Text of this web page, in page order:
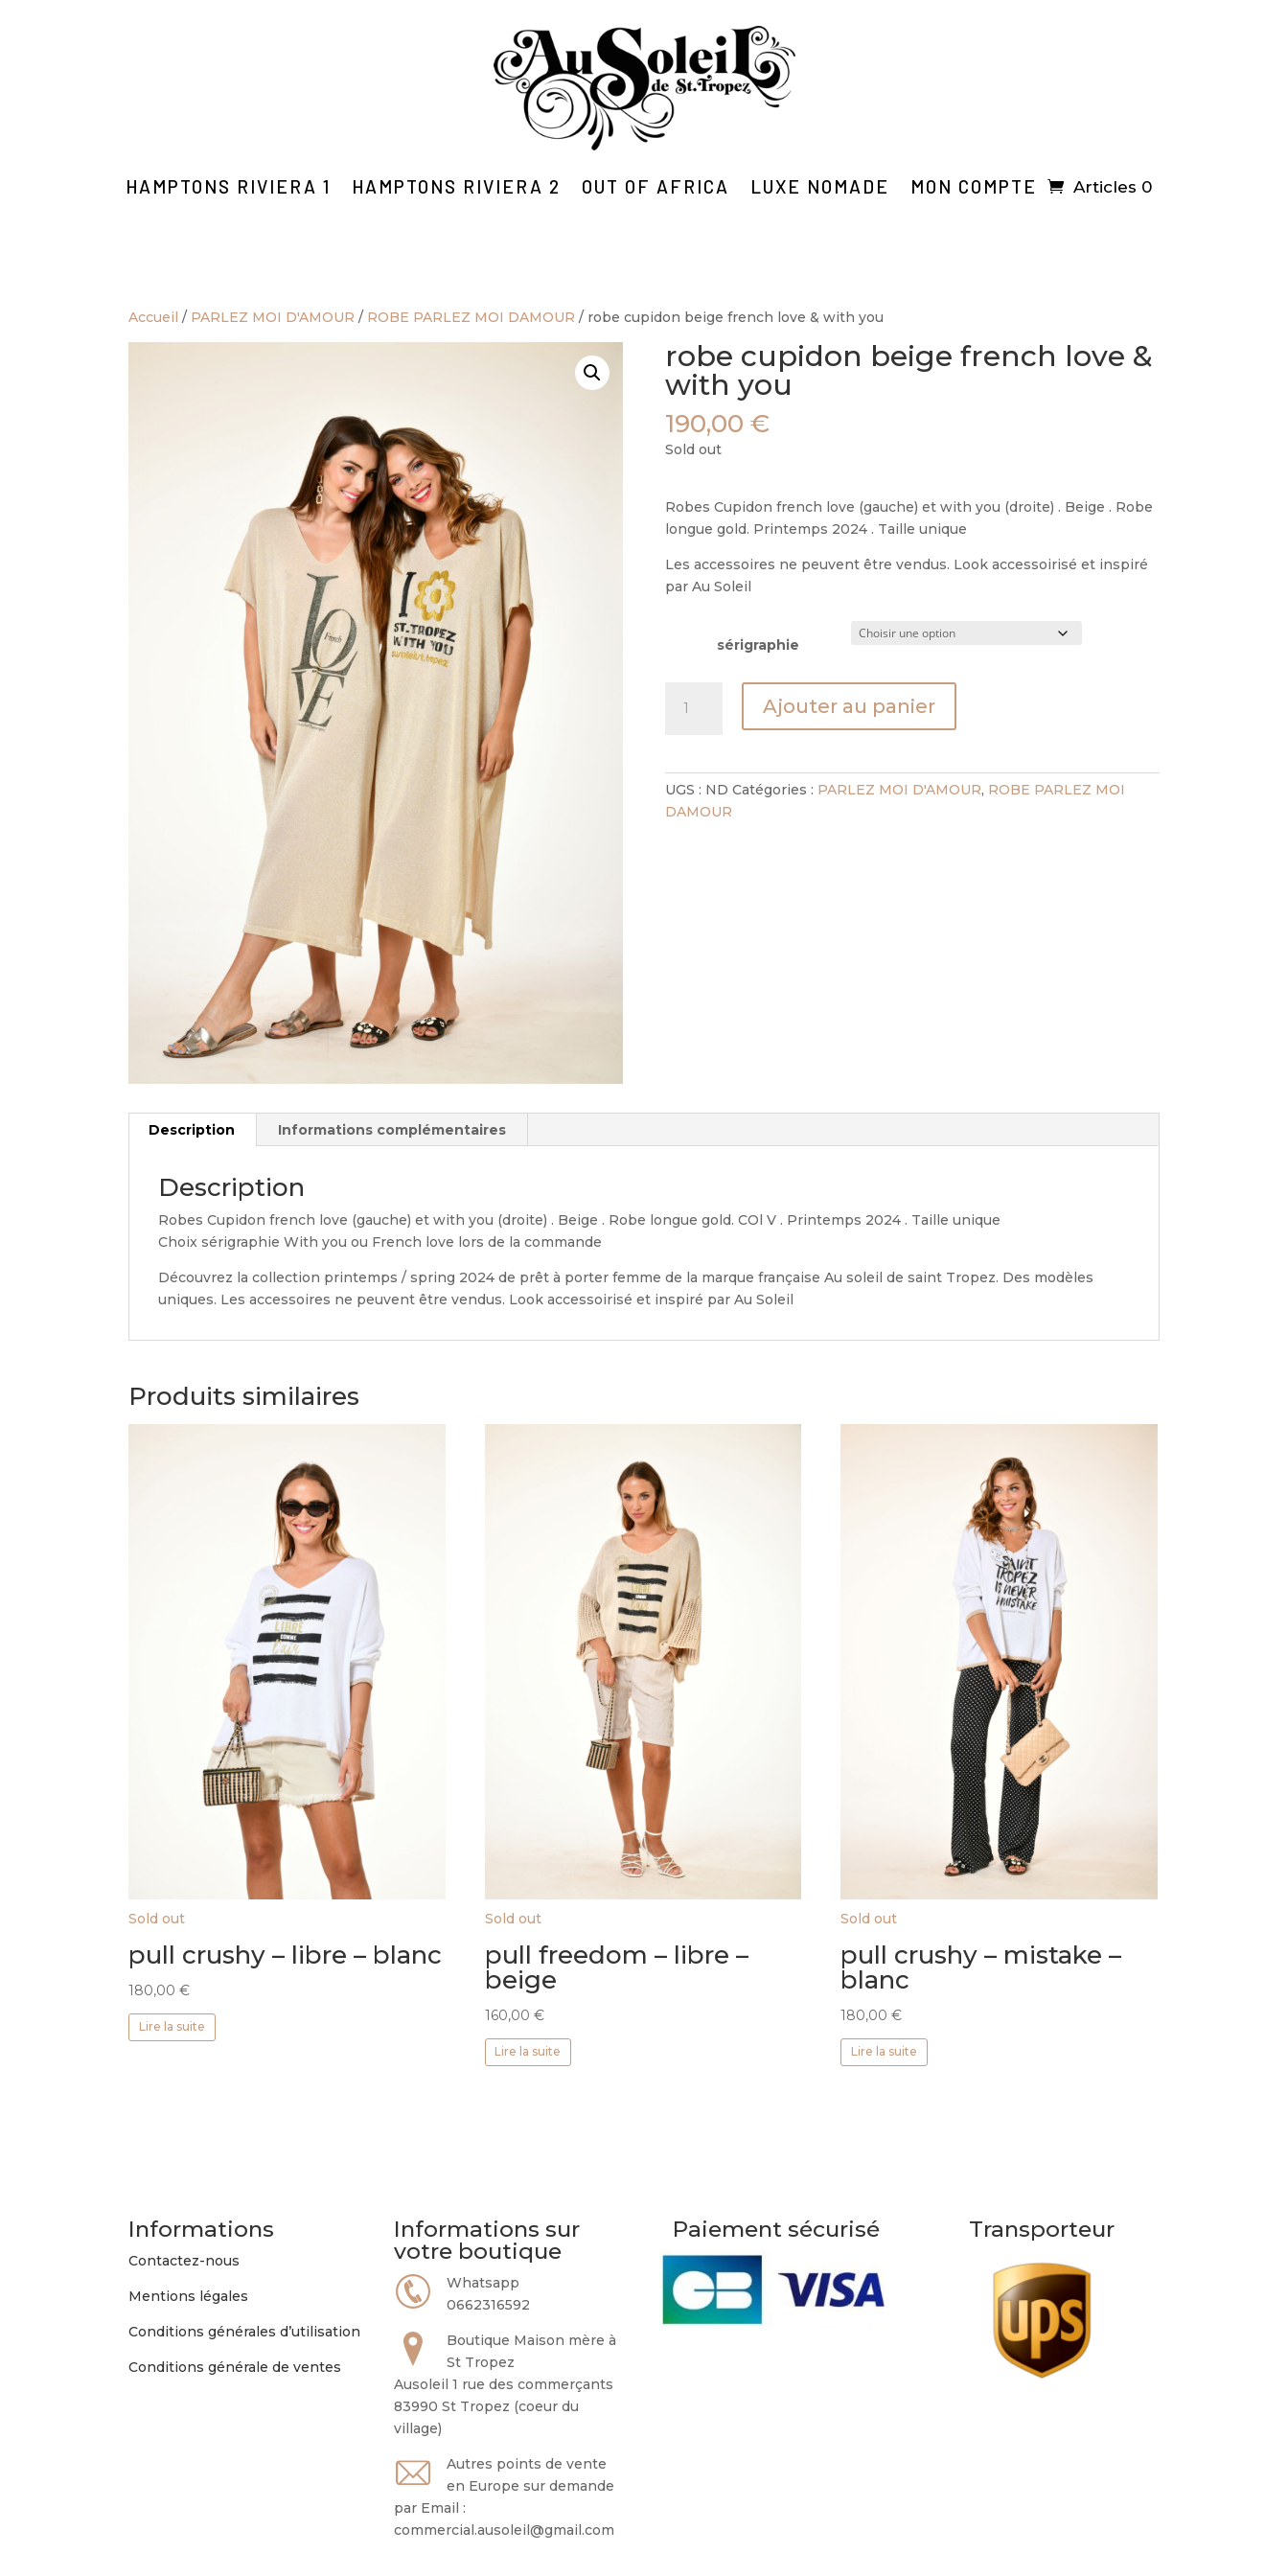
HAMPTONS RIVIERA 1 HAMPTONS RIVIERA 2 OUT OF AFRICA LUXE NOMADE MON COMPTE Articles 0
Accueil / PARLEZ MOI D'AMOUR / ROBE PARLEZ MOI DAMOUR / robe cupidon beige french love & with you
robe cupidon beige french love &
with you
190,00 €
Sold out
Robes Cupidon french love (gauche) et with you (droite) . Beige . Robe
longue gold. Printemps 2024 . Taille unique
Les accessoires ne peuvent être vendus. Look accessoirisé et inspiré
par Au Soleil
sérigraphie
Ajouter au panier
UGS : ND Catégories : PARLEZ MOI D'AMOUR, ROBE PARLEZ MOI
DAMOUR
Description Informations complémentaires
Description
Robes Cupidon french love (gauche) et with you (droite) . Beige . Robe longue gold. COl V . Printemps 2024 . Taille unique
Choix sérigraphie With you ou French love lors de la commande
Découvrez la collection printemps / spring 2024 de prêt à porter femme de la marque française Au soleil de saint Tropez. Des modèles
uniques. Les accessoires ne peuvent être vendus. Look accessoirisé et inspiré par Au Soleil
Produits similaires
Sold out
pull crushy – libre – blanc
180,00€
Lire la suite
Sold out
pull freedom – libre –
beige
160,00 €
Lire la suite
Sold out
pull crushy – mistake –
blanc
180,00€
Lire la suite
Informations
Contactez-nous
Mentions légales
Conditions générales d’utilisation
Conditions générale de ventes
Informations sur
votre boutique
Whatsapp
0662316592
Boutique Maison mère à
St Tropez
Ausoleil 1 rue des commerçants
83990 St Tropez (coeur du
village)
Autres points de vente
en Europe sur demande
par Email :
commercial.ausoleil@gmail.com
Paiement sécurisé Transporteur